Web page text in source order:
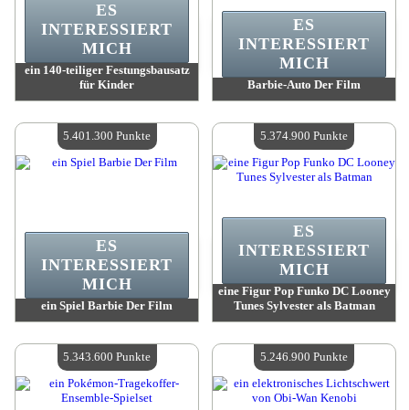
ein 140-teiliger Festungsbausatz
für Kinder
Verfügbare Menge:4
ES
INTERESSIERT
MICH
Barbie-Auto Der Film
Verfügbare Menge:4
ES
INTERESSIERT
MICH
ein Spiel Barbie Der Film
Verfügbare Menge:4
ES
INTERESSIERT
MICH
5.401.300 Punkte
eine Figur Pop Funko DC Looney
Tunes Sylvester als Batman
Verfügbare Menge:4
ES
INTERESSIERT
MICH
5.374.900 Punkte
5.343.600 Punkte 5.246.900 Punkte